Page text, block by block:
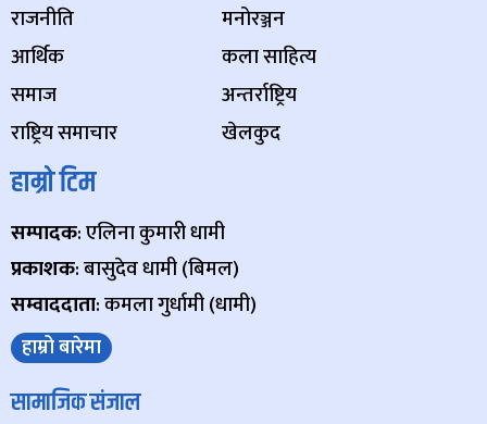
राजनीति
आर्थिक
समाज
राष्ट्रिय समाचार
मनोरञ्जन
कला साहित्य
अन्तर्राष्ट्रिय
खेलकुद
हाम्रो टिम
सम्पादक: एलिना कुमारी धामी
प्रकाशक: बासुदेव धामी (बिमल)
सम्वाददाता: कमला गुर्धामी (धामी)
हाम्रो बारेमा
सामाजिक संजाल